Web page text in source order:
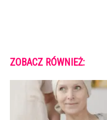
ZOBACZ RÓWNIEŻ: